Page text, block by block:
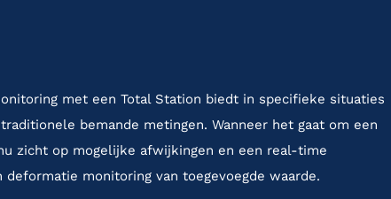
met een Total Station biedt in specifieke situaties
bemande metingen. Wanneer het gaat om een
zicht op mogelijke afwijkingen en een real-time
deformatie monitoring van toegevoegde waarde.